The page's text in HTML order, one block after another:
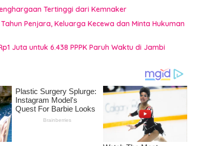
Tertinggi dari Kemnaker
Penjara, Keluarga Kecewa dan Minta Hukuman
Juta untuk 6.438 PPPK Paruh Waktu di Jambi